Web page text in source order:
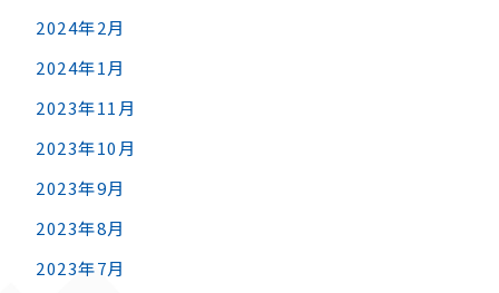
2024年2月
2024年1月
2023年11月
2023年10月
2023年9月
2023年8月
2023年7月